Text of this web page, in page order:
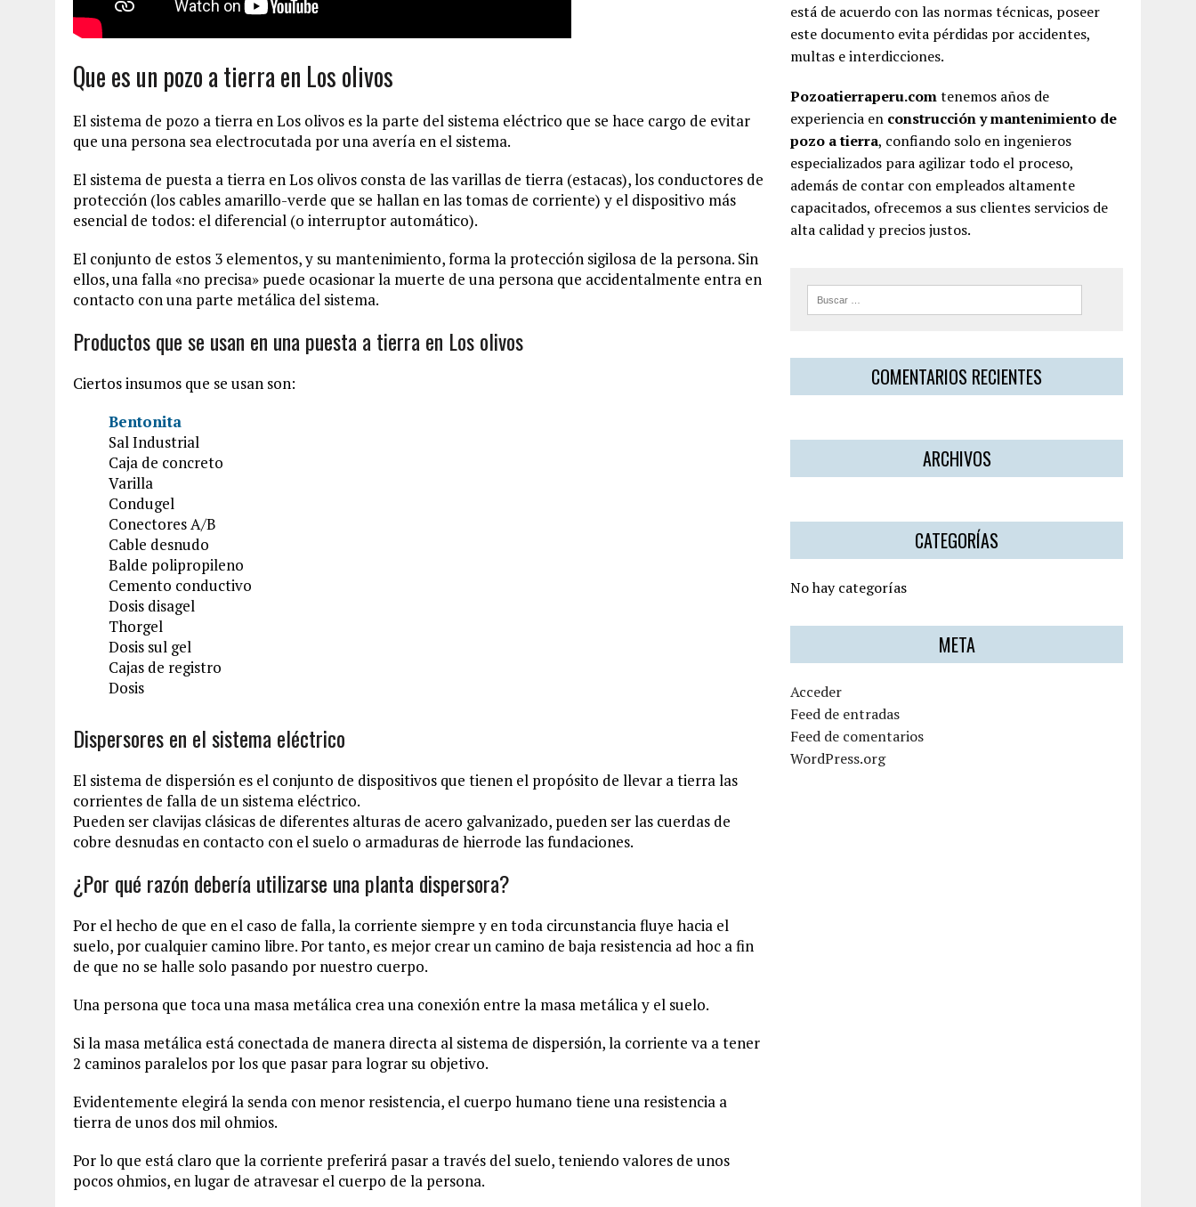
Que es un pozo a tierra en Los olivos
El sistema de pozo a tierra en Los olivos es la parte del sistema eléctrico que se hace cargo de evitar
que una persona sea electrocutada por una avería en el sistema.
El sistema de puesta a tierra en Los olivos consta de las varillas de tierra (estacas), los conductores de
protección (los cables amarillo-verde que se hallan en las tomas de corriente) y el dispositivo más
esencial de todos: el diferencial (o interruptor automático).
El conjunto de estos 3 elementos, y su mantenimiento, forma la protección sigilosa de la persona. Sin
ellos, una falla «no precisa» puede ocasionar la muerte de una persona que accidentalmente entra en
contacto con una parte metálica del sistema.
Productos que se usan en una puesta a tierra en Los olivos
Ciertos insumos que se usan son:
Bentonita
Sal Industrial
Caja de concreto
Varilla
Condugel
Conectores A/B
Cable desnudo
Balde polipropileno
Cemento conductivo
Dosis disagel
Thorgel
Dosis sul gel
Cajas de registro
Dosis
Dispersores en el sistema eléctrico
El sistema de dispersión es el conjunto de dispositivos que tienen el propósito de llevar a tierra las
corrientes de falla de un sistema eléctrico.
Pueden ser clavijas clásicas de diferentes alturas de acero galvanizado, pueden ser las cuerdas de
cobre desnudas en contacto con el suelo o armaduras de hierrode las fundaciones.
¿Por qué razón debería utilizarse una planta dispersora?
Por el hecho de que en el caso de falla, la corriente siempre y en toda circunstancia fluye hacia el
suelo, por cualquier camino libre. Por tanto, es mejor crear un camino de baja resistencia ad hoc a fin
de que no se halle solo pasando por nuestro cuerpo.
Una persona que toca una masa metálica crea una conexión entre la masa metálica y el suelo.
Si la masa metálica está conectada de manera directa al sistema de dispersión, la corriente va a tener
2 caminos paralelos por los que pasar para lograr su objetivo.
Evidentemente elegirá la senda con menor resistencia, el cuerpo humano tiene una resistencia a
tierra de unos dos mil ohmios.
Por lo que está claro que la corriente preferirá pasar a través del suelo, teniendo valores de unos
pocos ohmios, en lugar de atravesar el cuerpo de la persona.
está de acuerdo con las normas técnicas, poseer
este documento evita pérdidas por accidentes,
multas e interdicciones.
Pozoatierraperu.comtenemos años de
experiencia en construcción y mantenimiento de
pozo a tierra, confiando solo en ingenieros
especializados para agilizar todo el proceso,
además de contar con empleados altamente
capacitados, ofrecemos a sus clientes servicios de
alta calidad y precios justos.
COMENTARIOS RECIENTES
ARCHIVOS
CATEGORÍAS
No hay categorías
META
Acceder
Feed de entradas
Feed de comentarios
WordPress.org